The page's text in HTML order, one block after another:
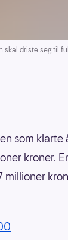
driste seg til
som klarte
kroner.
millioner